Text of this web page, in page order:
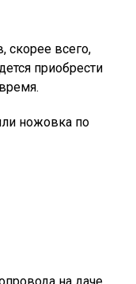
скорее всего,
приобрести
ножовка по